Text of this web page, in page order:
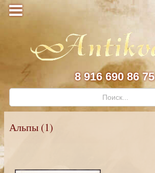
8 916 690 86 75
Альпы (1)